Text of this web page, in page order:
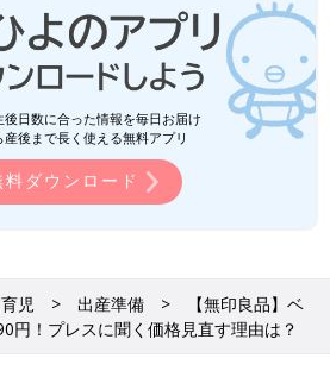
後日数に合った情報を毎日お届け
後まで長く使える無料アプリ
料ダウンロード
児 出産準備
【無印良品】ベ
円！プレスに聞く価格見直す理由は？